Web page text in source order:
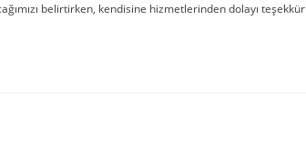
belirtirken, kendisine hizmetlerinden dolayı teşekkür